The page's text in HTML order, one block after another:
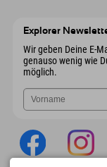
Explorer
Wir geben Deine E-
genauso wenig wie
möglich.